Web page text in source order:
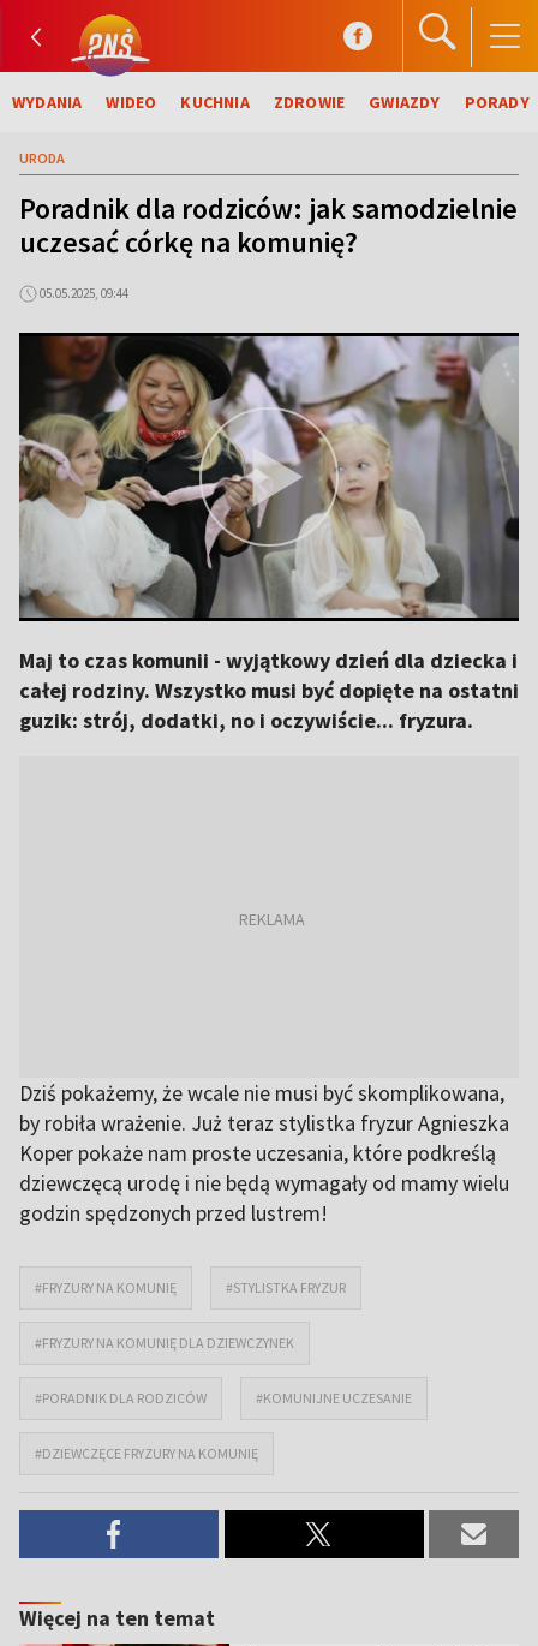
WYDANIA WIDEO KUCHNIA ZDROWIE GWIAZDY PORADY
URODA
Poradnik dla rodziców: jak samodzielnie
uczesać córkę na komunię?
05.05.2025, 09:44
Maj to czas komunii - wyjątkowy dzień dla dziecka i
całej rodziny. Wszystko musi być dopięte na ostatni
guzik: strój, dodatki, no i oczywiście... fryzura.
Dziś pokażemy, że wcale nie musi być skomplikowana,
by robiła wrażenie. Już teraz stylistka fryzur Agnieszka
Koper pokaże nam proste uczesania, które podkreślą
dziewczęcą urodę i nie będą wymagały od mamy wielu
godzin spędzonych przed lustrem!
#FRYZURY NA KOMUNIĘ #STYLISTKA FRYZUR
#FRYZURY NA KOMUNIĘ DLA DZIEWCZYNEK
#PORADNIK DLA RODZICÓW #KOMUNIJNE UCZESANIE
#DZIEWCZĘCE FRYZURY NA KOMUNIĘ
Więcej na ten temat